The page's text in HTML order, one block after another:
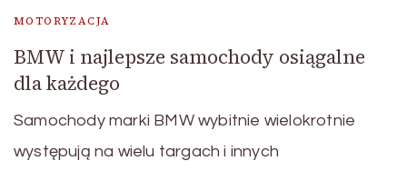
MOTORYZACJA
BMW i najlepsze samochody osiągalne
dla każdego
Samochody marki BMW wybitnie wielokrotnie
występują na wielu targach i innych